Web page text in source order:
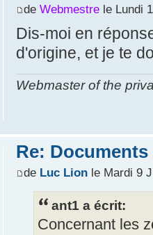
de Webmestrele Lundi
Dis-moi en
d'origine, et je te
Webmaster of the
Re:
de Luc Lionle Mardi 9
ant1 a écrit:
Concernant les